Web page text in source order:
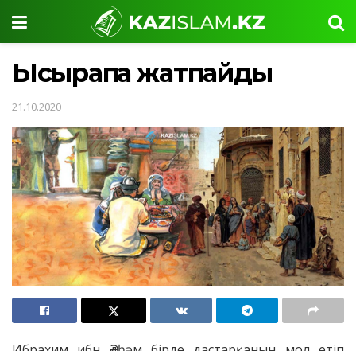
Ысырапқа жатпайды
21.10.2020